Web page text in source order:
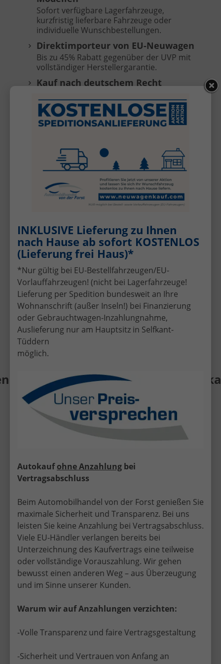
Sofort verfügbare Lagerfahrzeuge,
kurzfristig lieferbare Fahrzeuge oder
individuelle Wunschbestellungen.
Direktimporteur von EU-Neuwagen
Bis zu 45% Rabatt gegenüber der UVP mit
vollständiger Herstellergarantie.
Kauf nach deutschem Recht
ohne Anzahlung, Zahlung erst bei
Fahrzeugübergabe.
Keine versteckten Kosten
enthalten (frei Selfkant-Tüddern).
Kostenlose Anlieferung
Ihr Fahrzeug direkt vor Ihre Haustür bei
Bestell- oder Vorlauffahrzeugen (außer
Inseln, nicht für KIA Sportage/Stonic).*
Gebrauchtwagens
Schnelle und faire Bewertung Ihres
aktuellen Fahrzeugs.
Attraktive Finanzierungsangebote
Individuelle Finanzierung zu günstigen
Konditionen.
Kompetente Beratung
Persönlicher Service per Telefon, E-Mail
oder vor Ort in Selfkant-Tüddern.
Gebrauchtwagen • Fahrzeug-
Sicher, seriös und persönlich – EU-
Neuwagen mit Top-Service in
Bamberg
Neuwagenhandel bietet Automobilhandel von der
INKLUSIVE Lieferung zu Ihnen
nach Hause ab sofort KOSTENLOS
(Lieferung frei Haus)*
*Nur gültig bei EU-Bestellfahrzeugen/EU-
Vorlauffahrzeugen! (nicht bei Lagerfahrzeuge!
Lieferung per Spedition bundesweit an Ihre
Wohnanschrift (außer Inseln!) bei Finanzierung
oder Gebrauchtwagen-Inzahlungnahme,
Auslieferung nur am Hauptsitz in Selfkant-
Tüddern
möglich.
Autokaufohne Anzahlung bei
Vertragsabschluss
Beim Automobilhandel von der Forst genießen Sie
maximale Sicherheit und Transparenz. Bei uns
leisten Sie keine Anzahlung bei Vertragsabschluss.
Viele EU-Händler verlangen bereits bei
Unterzeichnung des Kaufvertrags eine teilweise
oder vollständige Vorauszahlung. Wir gehen
bewusst einen anderen Weg – aus Überzeugung
und im Sinne unserer Kunden.
Warum wir auf Anzahlungen verzichten:
-Volle Transparenz und faire Vertragsgestaltung
-Sicherheit und Vertrauen von Anfang an